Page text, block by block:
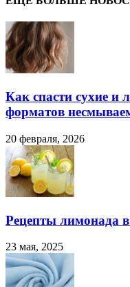
Как спасти сухие
форматов
20 февраля, 2026
Рецепты лимонада
23 мая, 2025